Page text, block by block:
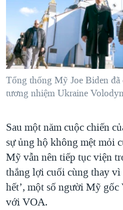
"Tìm"NGƯỜI VIỆT HẢI NGOẠI
ĐỜI SỐNG
KINH TẾ
KHOA HỌC
SỨC KHOẺ
VĂN HOÁ
HÀNH TRÌNH BẦU CỬ 2024
MỘT NĂM CHIẾN TRANH TẠI
GIẢI MÃ VÀNH ĐAI & CON
TRỊNH VĨNH BÌNH - NGƯỜI HẠ
CHI PHÍ CHIẾN TRANH
CÁC GIÁ TRỊ CỘNG HÒA Ở
THƯỢNG ĐỈNH TRUMP-KIM
TRỊNH VĨNH BÌNH VS. CHÍNH
NGƯ DÂN VIỆT VÀ LÀN SÓNG
VIDEO
NGHE
MẠNG XÃ HỘI
Ngôn ngữ khác
Tổng thống Mỹ Joe Biden
tương nhiệm Ukraine
Sau một năm cuộc chiến
sự ủng hộ không mệt mỏi
Mỹ vẫn nên tiếp tục viện
thắng lợi cuối cùng thay
hết’, một số người Mỹ
với VOA.